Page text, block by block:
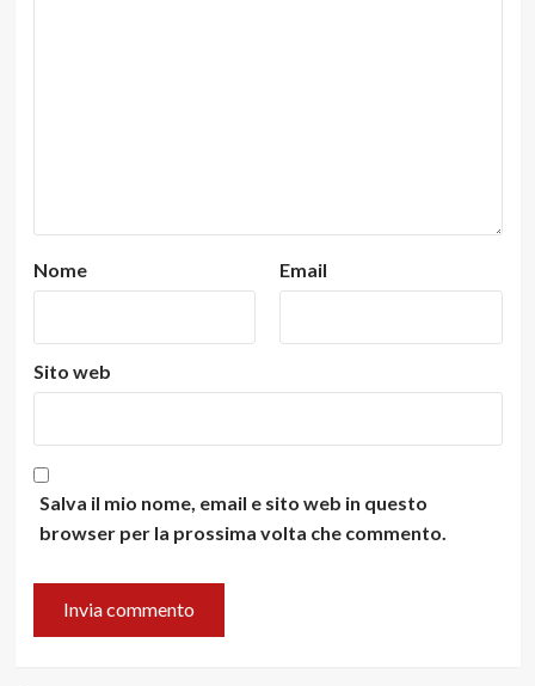
Nome Email
Sito web
Salva il mio nome, email e sito web in questo
browser per la prossima volta che commento.